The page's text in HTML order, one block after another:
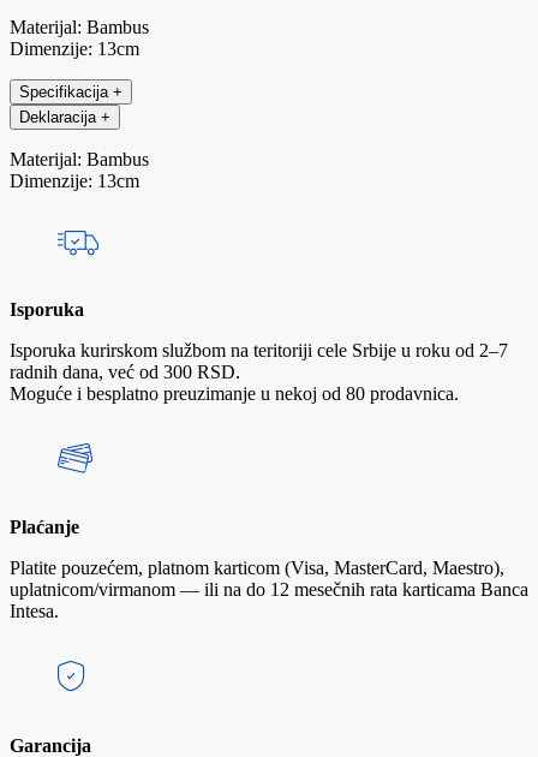
Materijal: Bambus
Dimenzije: 13cm
Specifikacija +
Deklaracija +
Materijal: Bambus
Dimenzije: 13cm
Isporuka
Isporuka kurirskom službom na teritoriji cele Srbije u roku od 2–7
radnih dana, već od 300 RSD.
Moguće i besplatno preuzimanje u nekoj od 80 prodavnica.
Plaćanje
Platite pouzećem, platnom karticom (Visa, MasterCard, Maestro),
uplatnicom/virmanom — ili na do 12 mesečnih rata karticama Banca
Intesa.
Garancija